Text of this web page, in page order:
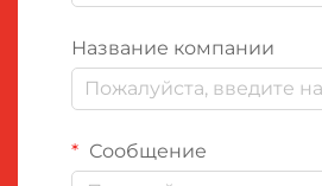
Название компании
Сообщение